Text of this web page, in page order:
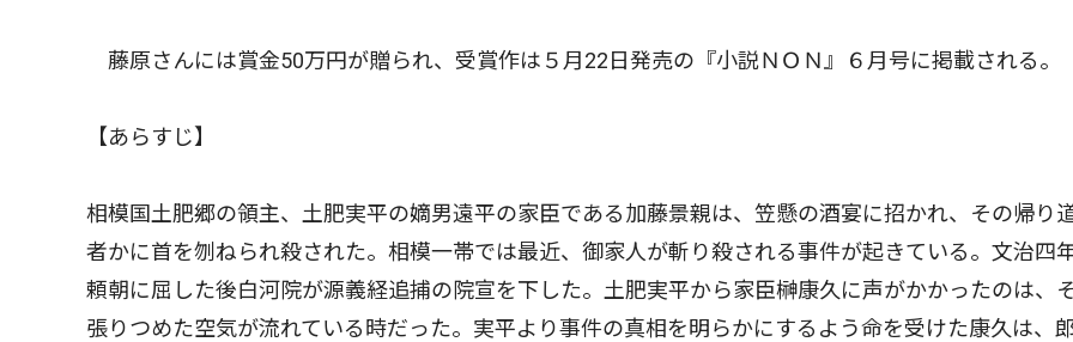
藤原さんには賞金50万円が贈られ、受賞作は５月22日発売の『小説ＮＯＮ』６月号に掲載される。
【あらすじ】
相模国土肥郷の領主、土肥実平の嫡男遠平の家臣である加藤景親は、笠懸の酒宴に招かれ、その帰り
者かに首を刎ねられ殺された。相模一帯では最近、御家人が斬り殺される事件が起きている。文治四
頼朝に屈した後白河院が源義経追捕の院宣を下した。土肥実平から家臣榊康久に声がかかったのは、
張りつめた空気が流れている時だった。実平より事件の真相を明らかにするよう命を受けた康久は、